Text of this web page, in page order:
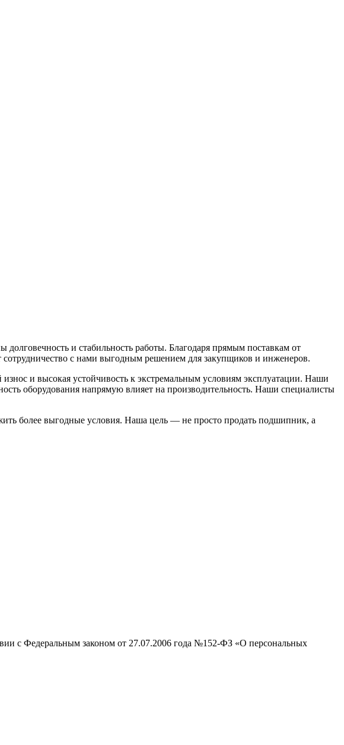
и стабильность работы. Благодаря прямым поставкам от
сотрудничество с нами выгодным решением для закупщиков и инженеров.
и высокая устойчивость к экстремальным условиям эксплуатации. Наши
оборудования напрямую влияет на производительность. Наши специалисты
более выгодные условия. Наша цель — не просто продать подшипник, а
с Федеральным законом от 27.07.2006 года №152-ФЗ «О персональных